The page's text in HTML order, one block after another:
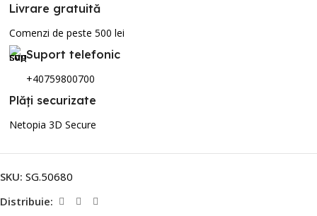
Livrare gratuită
Comenzi de peste 500 lei
Suport telefonic
+40759800700
Plăți securizate
Netopia 3D Secure
SKU: SG.50680
Distribuie: